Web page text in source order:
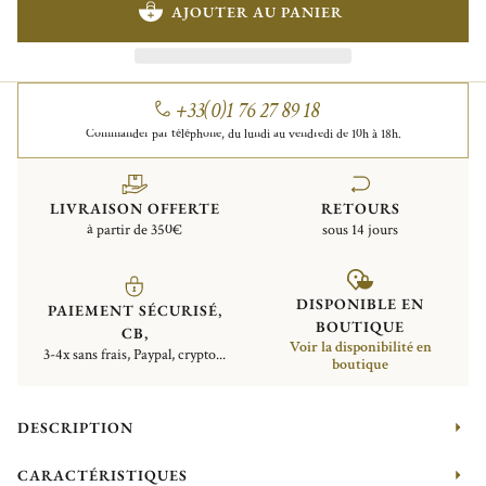
AJOUTER AU PANIER
+33(0)1 76 27 89 18
Commander par téléphone, du lundi au vendredi de 10h à 18h.
LIVRAISON OFFERTE
à partir de 350€
RETOURS
sous 14 jours
PAIEMENT SÉCURISÉ,
CB,
3-4x sans frais, Paypal, crypto...
DISPONIBLE EN
BOUTIQUE
Voir la disponibilité en
boutique
DESCRIPTION
CARACTÉRISTIQUES